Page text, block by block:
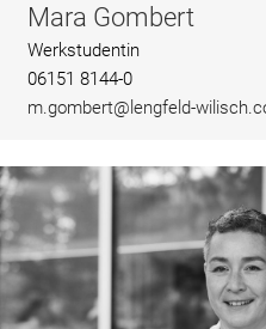
Mara Gombert
Werkstudentin
06151 8144-0
m.gombert@lengfeld-